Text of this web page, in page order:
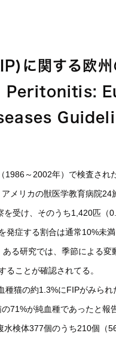
に関する欧
Peritonitis:
1986～2002年）で検査さ
メリカの獣医学教育病院
受け、そのうち1,420匹（
発症する割合は通常10%未
る研究では、季節による
ることが確認されてる。
種猫の約1.3%にFIPがみら
71%が純血種であったと報
水検体377個のうち210個（